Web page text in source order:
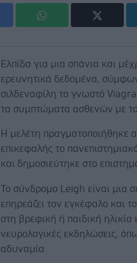
Ελπίδα για μια σπάνια και
ερευνητικά δεδομένα,
σιλδεναφίλη το γνωστό
τα συμπτώματα ασθενών με
Η μελέτη πραγματοποιήθηκε
επικεφαλής το
και δημοσιεύτηκε στο
Το σύνδρομο Leigh είναι μια
επηρεάζει τον εγκέφαλο και
στη βρεφική ή παιδική ηλικία
νευρολογικές εκδηλώσεις,
αδυναμία.